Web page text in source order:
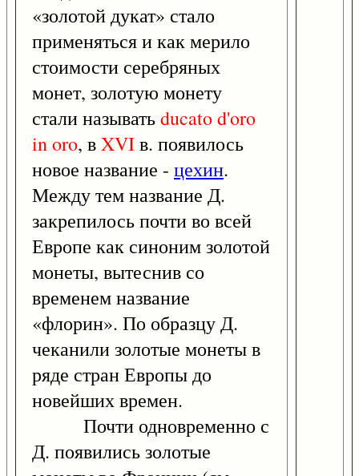
«золотой дукат» стало
применяться и как мерило
стоимости серебряных
монет, золотую монету
стали называтьducatod'oro
inoro, вXVIв. появилось
новое название - цехин.
Между тем название Д.
закрепилось почти во всей
Европе как синоним золотой
монеты, вытеснив со
временем название
«флорин». По образцу Д.
чеканили золотые монеты в
ряде стран Европы до
новейших времен.
Почти одновременно с
Д. появились золотые